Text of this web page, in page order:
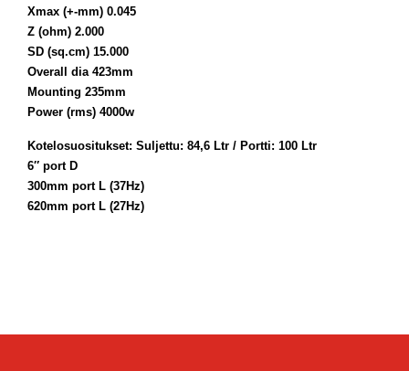
Xmax (+-mm) 0.045
Z (ohm) 2.000
SD (sq.cm) 15.000
Overall dia 423mm
Mounting 235mm
Power (rms) 4000w
Kotelosuositukset: Suljettu: 84,6 Ltr / Portti: 100 Ltr
6″ port D
300mm port L (37Hz)
620mm port L (27Hz)